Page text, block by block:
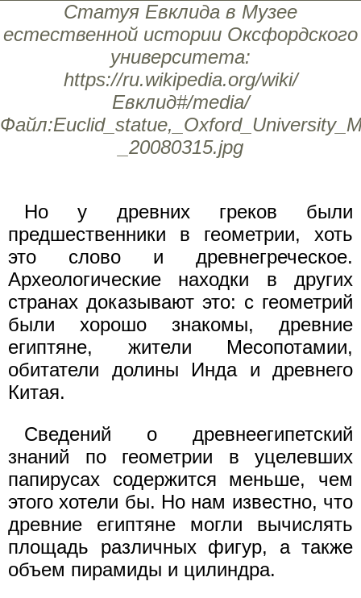
Статуя Евклида в Музее
естественной истории Оксфордского
университета:
https://ru.wikipedia.org/wiki/
Евклид#/media/
_20080315.jpg
Но у древних греков были
предшественники в геометрии, хоть
это слово и древнегреческое.
Археологические находки в других
странах доказывают это: с геометрий
были хорошо знакомы, древние
египтяне, жители Месопотамии,
обитатели долины Инда и древнего
Китая.
Сведений о древнеегипетский
знаний по геометрии в уцелевших
папирусах содержится меньше, чем
этого хотели бы. Но нам известно, что
древние египтяне могли вычислять
площадь различных фигур, а также
объем пирамиды и цилиндра.